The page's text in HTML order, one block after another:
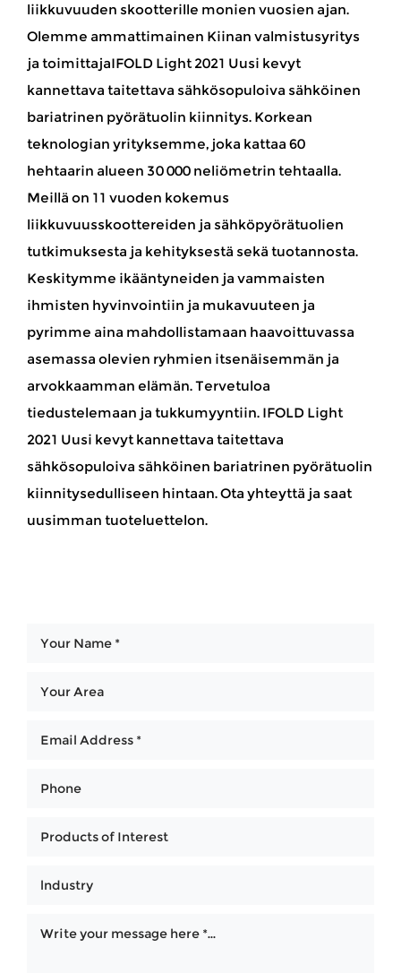
liikkuvuuden skootterille monien vuosien ajan.
Olemme ammattimainen Kiinan valmistusyritys
ja toimittajaIFOLD Light 2021 Uusi kevyt
kannettava taitettava sähkösopuloiva sähköinen
bariatrinen pyörätuolin kiinnitys. Korkean
teknologian yrityksemme, joka kattaa 60
hehtaarin alueen 30 000 neliömetrin tehtaalla.
Meillä on 11 vuoden kokemus
liikkuvuusskoottereiden ja sähköpyörätuolien
tutkimuksesta ja kehityksestä sekä tuotannosta.
Keskitymme ikääntyneiden ja vammaisten
ihmisten hyvinvointiin ja mukavuuteen ja
pyrimme aina mahdollistamaan haavoittuvassa
asemassa olevien ryhmien itsenäisemmän ja
arvokkaamman elämän. Tervetuloa
tiedustelemaan ja tukkumyyntiin. IFOLD Light
2021 Uusi kevyt kannettava taitettava
sähkösopuloiva sähköinen bariatrinen pyörätuolin
kiinnitysedulliseen hintaan. Ota yhteyttä ja saat
uusimman tuoteluettelon.